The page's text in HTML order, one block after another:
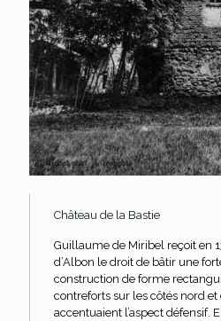
Château de la Bastie
Guillaume de Miribel reçoit en
d’Albon le droit de bâtir une
construction de forme
contreforts sur les côtés nord
accentuaient l’aspect défensif.